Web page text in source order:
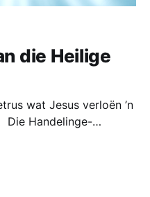
die Heilige
wat Jesus verloën ’n
KRAGSTASIE van die